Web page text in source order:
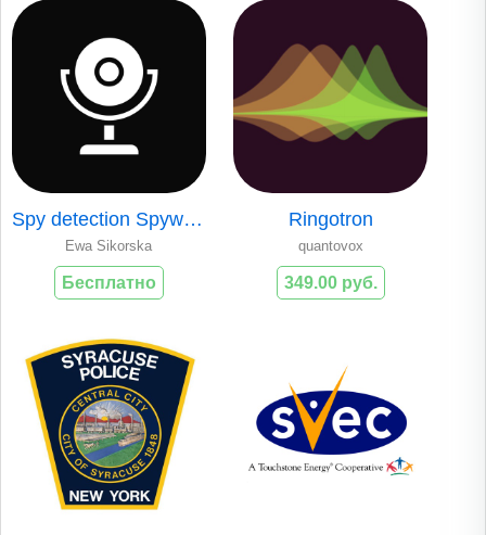
Spy detection Spyware detector
Ewa Sikorska
Бесплатно
Ringotron
quantovox
349.00 руб.